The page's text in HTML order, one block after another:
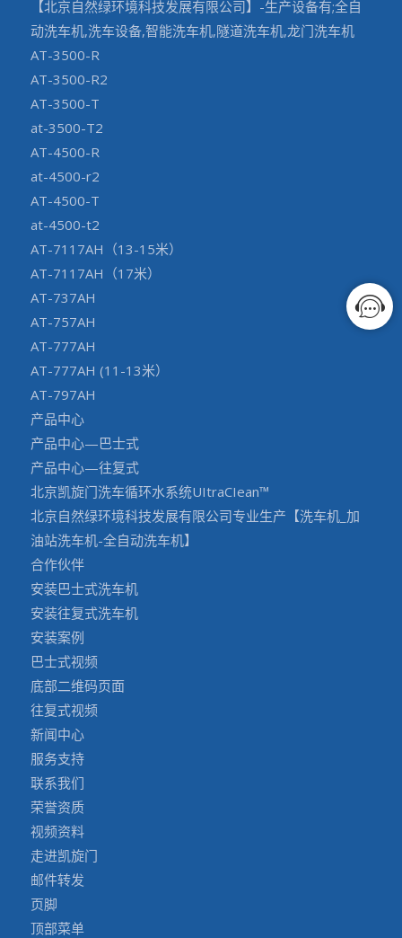
【北京自然绿环境科技发展有限公司】-生产设备有;全自
动洗车机,洗车设备,智能洗车机,隧道洗车机,龙门洗车机
AT-3500-R
AT-3500-R2
AT-3500-T
at-3500-T2
AT-4500-R
at-4500-r2
AT-4500-T
at-4500-t2
AT-7117AH（13-15米）
AT-7117AH（17米）
AT-737AH
AT-757AH
AT-777AH
AT-777AH (11-13米）
AT-797AH
产品中心
产品中心—巴士式
产品中心—往复式
北京凯旋门洗车循环水系统UItraCIean™
北京自然绿环境科技发展有限公司专业生产【洗车机_加
油站洗车机-全自动洗车机】
合作伙伴
安装巴士式洗车机
安装往复式洗车机
安装案例
巴士式视频
底部二维码页面
往复式视频
新闻中心
服务支持
联系我们
荣誉资质
视频资料
走进凯旋门
邮件转发
页脚
顶部菜单